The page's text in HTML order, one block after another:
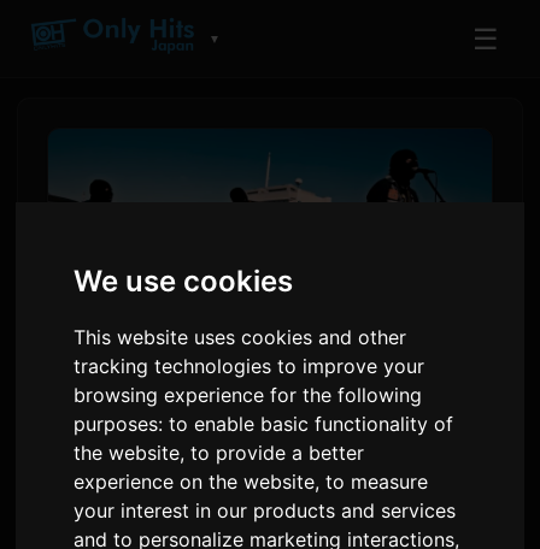
We use cookies
This website uses cookies and other
tracking technologies to improve your
browsing experience for the following
purposes:to enable basic functionality of
the website,to provide a better
experience on the website,to measure
your interest in our products and services
and to personalize marketing interactions,
▼ ☰
the bercedes menz
Tampilkan Wajah dalam MV
untuk Lagu Tema Pembuka